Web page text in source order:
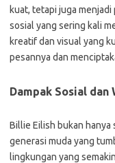
kuat, tetapi juga
sosial yang sering kali
kreatif dan visual yang
pesannya dan
Dampak Sosial dan
Billie Eilish bukan hanya
generasi muda yang
lingkungan yang